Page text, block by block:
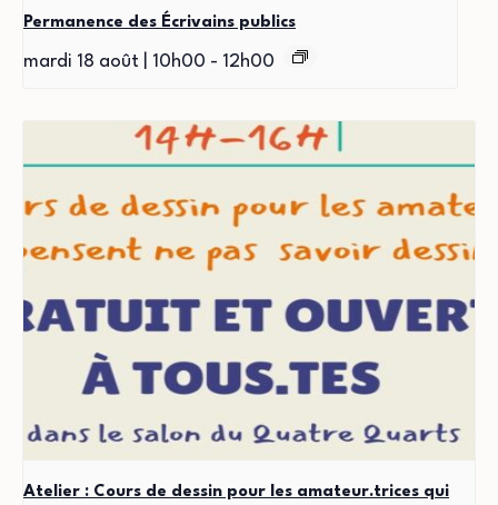
Permanence des Écrivains publics
mardi 18 août | 10h00 - 12h00
Atelier : Cours de dessin pour les amateur.trices qui